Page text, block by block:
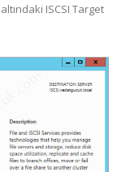
ISCSI Target